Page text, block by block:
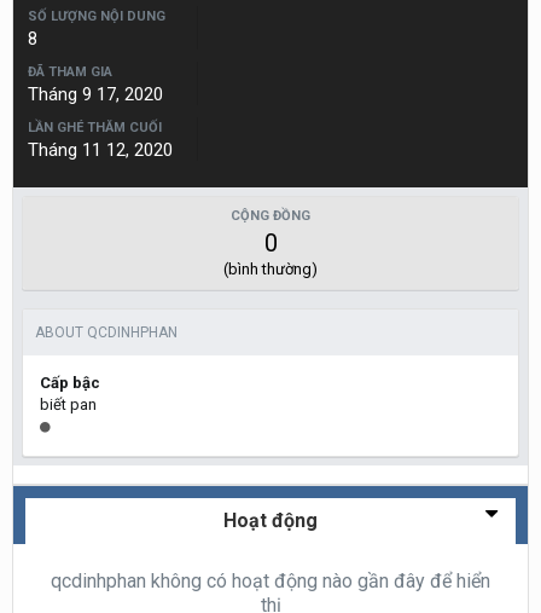
SỐ LƯỢNG NỘI DUNG
8
ĐÃ THAM GIA
Tháng 9 17, 2020
LẦN GHÉ THĂM CUỐI
Tháng 11 12, 2020
CỘNG ĐỒNG
0
(bình thường)
ABOUT QCDINHPHAN
Cấp bậc
biết pan
Hoạt động
qcdinhphan không có hoạt động nào gần đây để hiển
thị